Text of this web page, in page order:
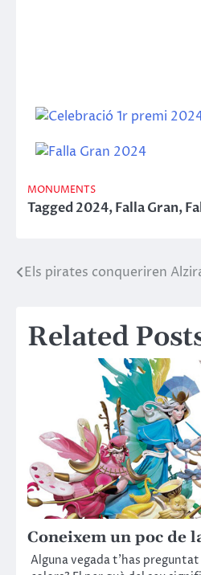
MONUMENTS
Tagged2024,Falla Gran,
Els pirates conqueriren
Related
Coneixem un poc de
Alguna vegada t’has